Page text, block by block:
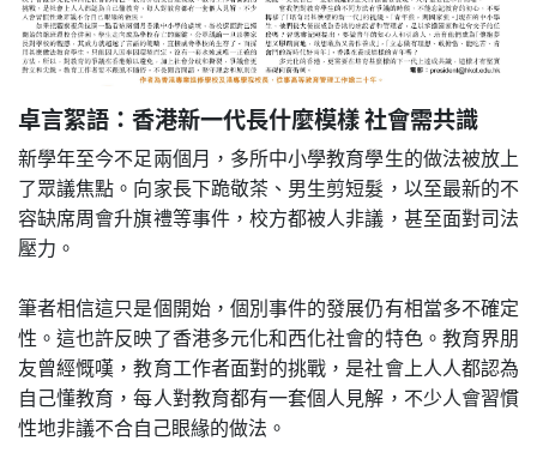
卓言絮語：香港新一代長什麼模樣 社會需共識
新學年至今不足兩個月，多所中小學教育學生的做法被放上
了眾議焦點。向家長下跪敬茶、男生剪短髮，以至最新的不
容缺席周會升旗禮等事件，校方都被人非議，甚至面對司法
壓力。
筆者相信這只是個開始，個別事件的發展仍有相當多不確定
性。這也許反映了香港多元化和西化社會的特色。教育界朋
友曾經慨嘆，教育工作者面對的挑戰，是社會上人人都認為
自己懂教育，每人對教育都有一套個人見解，不少人會習慣
性地非議不合自己眼緣的做法。